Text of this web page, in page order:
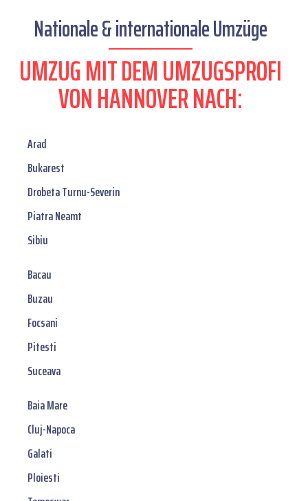
Nationale & internationale Umzüge
UMZUG MIT DEM UMZUGSPROFI
VON HANNOVER NACH:
Arad
Bukarest
Drobeta Turnu-Severin
Piatra Neamt
Sibiu
Bacau
Buzau
Focsani
Pitesti
Suceava
Baia Mare
Cluj-Napoca
Galati
Ploiesti